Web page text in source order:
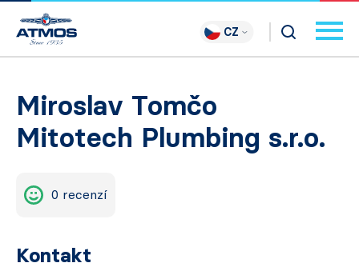
CZ
Miroslav Tomčo
Mitotech Plumbing s.r.o.
0 recenzí
Kontakt